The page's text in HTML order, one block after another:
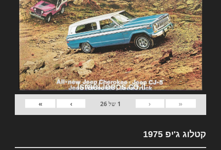
«
‹
1 של26
›
»
קטלוג ג'יפ 1975